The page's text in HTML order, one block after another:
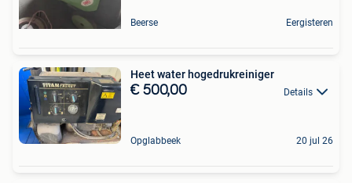
Beerse Eergisteren
Heet water hogedrukreiniger
€ 500,00 Details
Opglabbeek 20 jul 26